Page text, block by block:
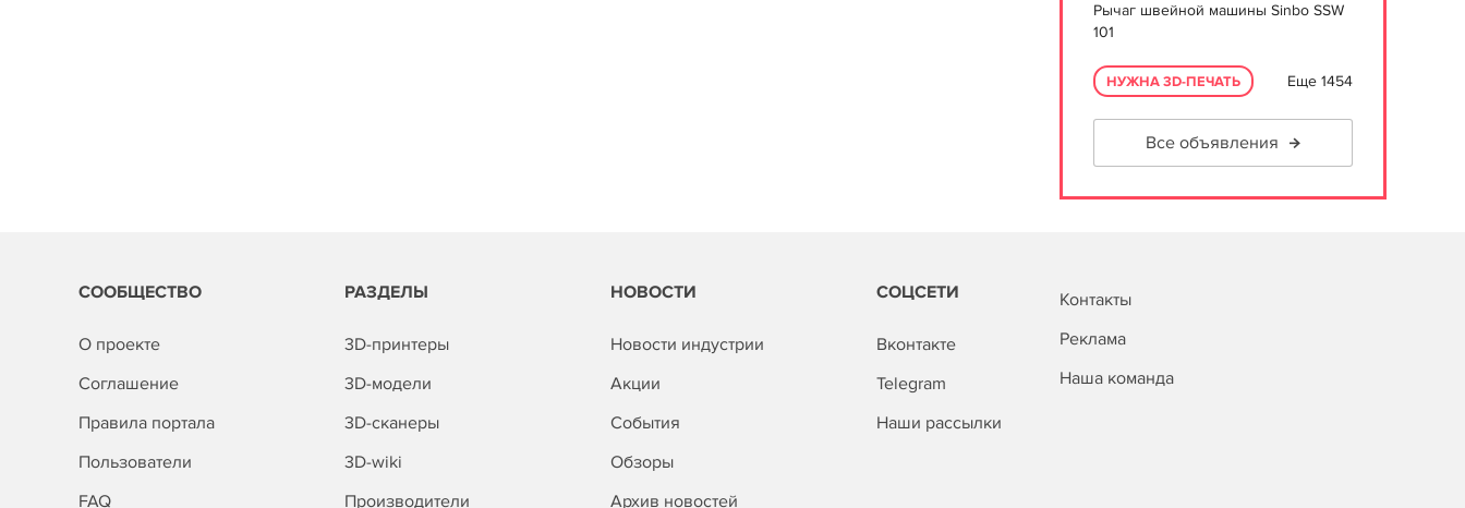
Рычаг швейной машины Sinbo SSW
101
НУЖНА 3D-ПЕЧАТЬ Еще 1454
Все объявления
СООБЩЕСТВО
О проекте
Соглашение
Правила портала
Пользователи
FAQ
РАЗДЕЛЫ
3D-принтеры
3D-модели
3D-сканеры
3D-wiki
Производители
НОВОСТИ
Новости индустрии
Акции
События
Обзоры
Архив новостей
СОЦСЕТИ
Вконтакте
Telegram
Наши рассылки
Контакты
Реклама
Наша команда